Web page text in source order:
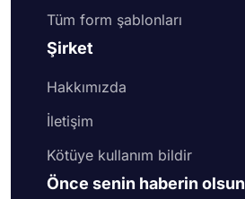
Tüm form şablonları
Şirket
Hakkımızda
İletişim
Kötüye kullanım bildir
Önce senin haberin olsun